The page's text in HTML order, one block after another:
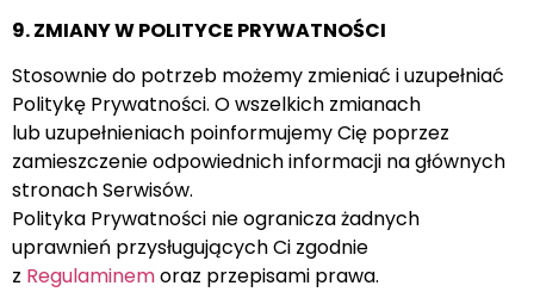
9. ZMIANY W POLITYCE PRYWATNOŚCI
Stosownie do potrzeb możemy zmieniać i uzupełniać
Politykę Prywatności. O wszelkich zmianach
lub uzupełnieniach poinformujemy Cię poprzez
zamieszczenie odpowiednich informacji na głównych
stronach Serwisów.
Polityka Prywatności nie ogranicza żadnych
uprawnień przysługujących Ci zgodnie
z Regulaminemoraz przepisami prawa.